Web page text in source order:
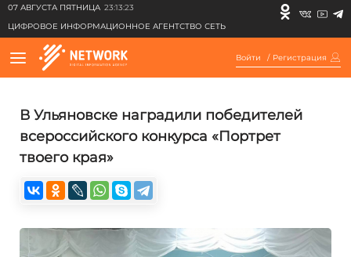
07 АВГУСТА ПЯТНИЦА 23:13:23
ЦИФРОВОЕ ИНФОРМАЦИОННОЕ АГЕНТСТВО СЕТЬ
Войти / Регистрация
В Ульяновске наградили победителей
всероссийского конкурса «Портрет
твоего края»